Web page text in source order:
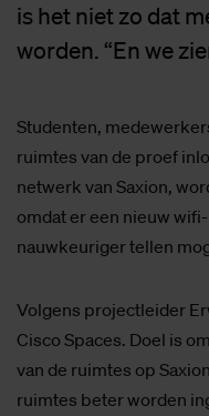
is het niet zo dat
worden. “En we
Studenten,
ruimtes van de proef
netwerk van Saxion,
omdat er een nieuw
nauwkeuriger tellen
Volgens projectleider
Cisco Spaces. Doel is
van de ruimtes op
ruimtes beter worden